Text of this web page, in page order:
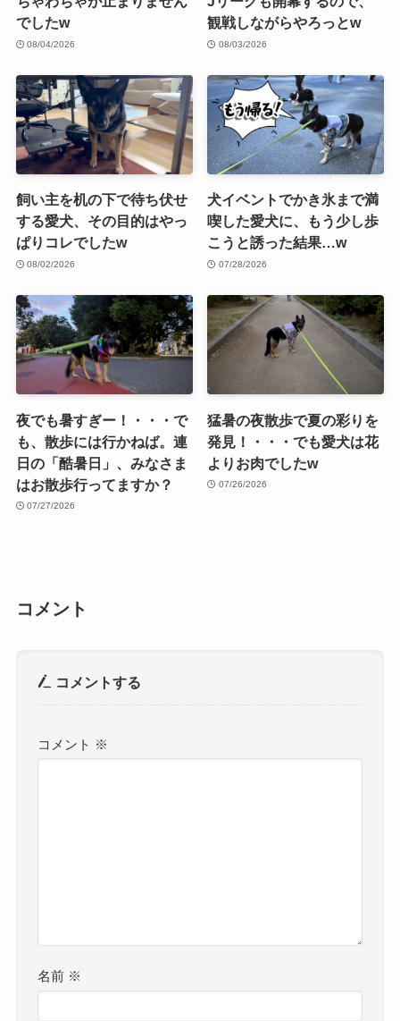
でしたw
08/04/2026
観戦しながらやろっとw
08/03/2026
飼い主を机の下で待ち伏せ
する愛犬、その目的はやっ
ぱりコレでしたw
08/02/2026
犬イベントでかき氷まで満
喫した愛犬に、もう少し歩
こうと誘った結果…w
07/28/2026
夜でも暑すぎー！・・・で
も、散歩には行かねば。連
日の「酷暑日」、みなさま
はお散歩行ってますか？
07/27/2026
猛暑の夜散歩で夏の彩りを
発見！・・・でも愛犬は花
よりお肉でしたw
07/26/2026
コメント
コメントする
コメント ※
名前 ※